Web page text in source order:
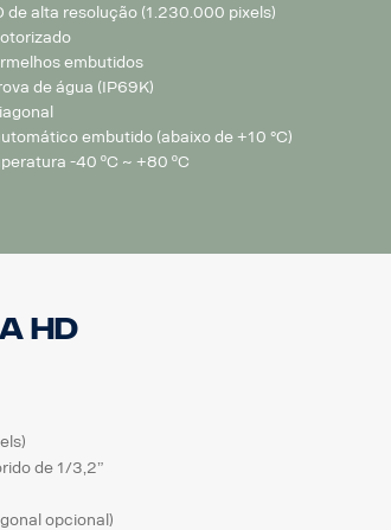
de alta resolução (1.230.000 pixels)
embutidos
de água (IP69K)
embutido (abaixo de +10 °C)
-40 ºC ~ +80 ºC
HD
de 1/3,2”
opcional)